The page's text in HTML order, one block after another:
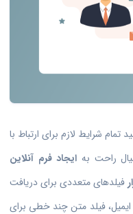
تمام شرایط لازم برای ارتباط با
راحت به ایجاد فرم آنلاین
فیلدهای متعددی برای دریافت
ایمیل، فیلد متن چند خطی برای